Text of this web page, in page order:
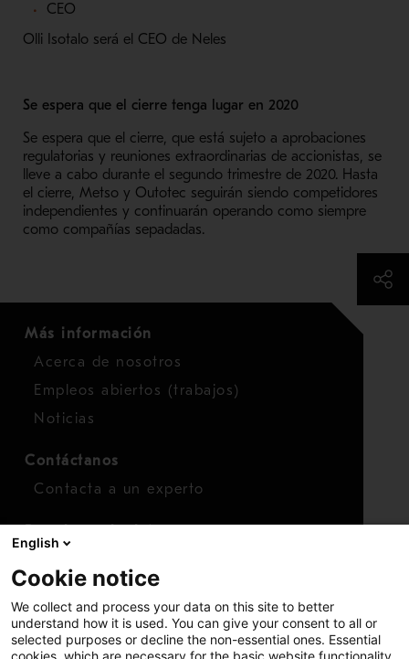
CEO
Olli Isotalo será el CEO de Neles
Se espera que el cierre tenga lugar en 2020
Se espera que el cierre, que está sujeto a aprobaciones
regulatorias y reuniones extraordinarias de accionistas, se
lleve a cabo durante el segundo trimestre de 2020. Hasta
el cierre, Metso y Outotec seguirán siendo competidores
independientes y continuarán operando como siempre
como compañías sepadadas.
Más información
Acerca de nosotros
Empleos abiertos (trabajos)
Noticias
Contáctanos
Contacta a un experto
Finanzas
Acciones
English
Cookie notice
We collect and process your data on this site to better
understand how it is used. You can give your consent to all or
selected purposes or decline the non-essential ones. Essential
cookies, which are necessary for the basic website functionality